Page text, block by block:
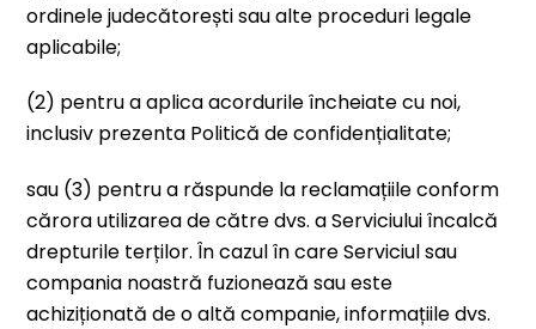
ordinele judecătorești sau alte proceduri legale
aplicabile;
(2) pentru a aplica acordurile încheiate cu noi,
inclusiv prezenta Politică de confidențialitate;
sau (3) pentru a răspunde la reclamațiile conform
cărora utilizarea de către dvs. a Serviciului încalcă
drepturile terților. În cazul în care Serviciul sau
compania noastră fuzionează sau este
achiziționată de o altă companie, informațiile dvs.